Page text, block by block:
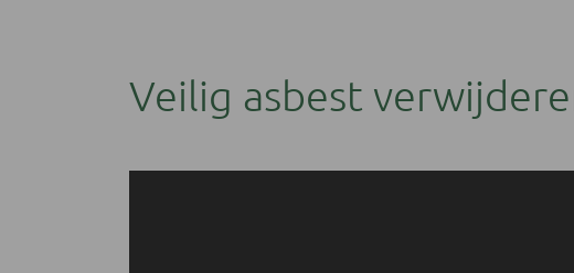
Veilig asbest